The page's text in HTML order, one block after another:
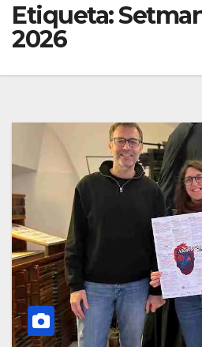
Etiqueta:
2026